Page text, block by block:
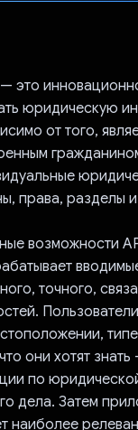
это
юридическую
от того,
права, разделы
возможности
точного,
они хотят
по
дела. Затем
наиболее